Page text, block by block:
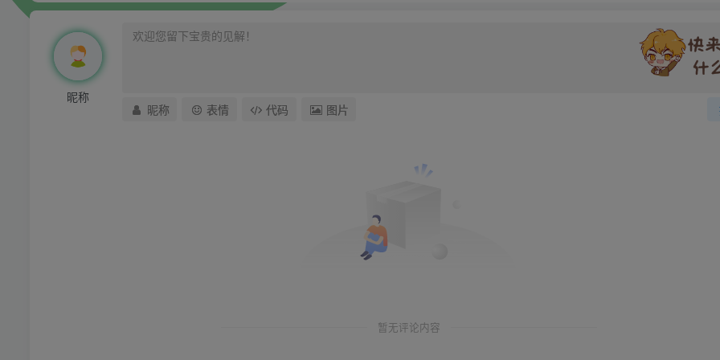
昵称
昵称 表情 代码 图片
暂无评论内容